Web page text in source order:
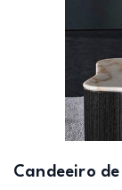
Candeeiro